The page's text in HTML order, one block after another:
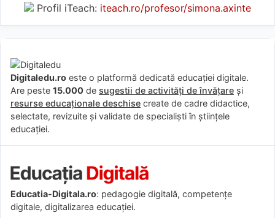
Profil iTeach: iteach.ro/profesor/simona.axinte
Digitaledu.ro este o platformă dedicată educației digitale.
Are peste 15.000 de sugestii de activități de învățare și
resurse educaționale deschise create de cadre didactice,
selectate, revizuite și validate de specialiști în științele
educației.
Educatia-Digitala.ro: pedagogie digitală, competențe
digitale, digitalizarea educației.